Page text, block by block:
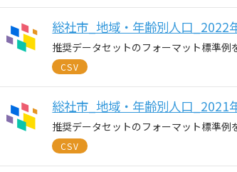
総社市_地域・年齢別人口_2022
推奨データセットのフォーマット標準例
CSV
総社市_地域・年齢別人口_2021
推奨データセットのフォーマット標準例
CSV